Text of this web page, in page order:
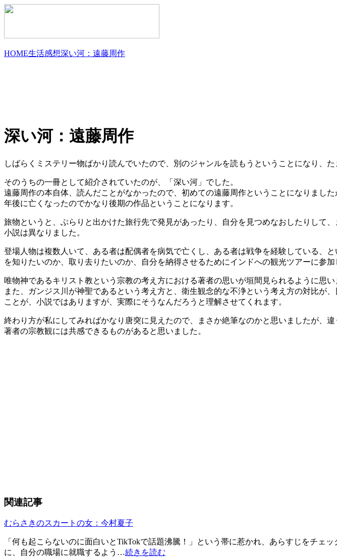
HOME生活感想深い河：遠藤周作
深い河：遠藤周作
しばらくミステリー物ばかり読んでいたので、別のジャンルを読もうということになり、
そのうちの一冊として紹介されていたのが、「深い河」でした。
遠藤周作の本自体、読んだことがなかったので、初めての遠藤周作ということになりまし
年後に亡くなったのでかなり後期の作品ということになります。
旅物というと、ぶらりと出かけた旅行先で発見があったり、自分を見つめなおしたりし
小説は異なりました。
登場人物は複数人いて、ある者は配偶者を病気で亡くし、ある者は戦争を経験している、
を知りたいのか、取り去りたいのか、自分を納得させるためにインドへの観光ツアーに参
唯物神であるキリスト教という宗教の考え方における著者の思いが垣間見られるように思い
また、ガンジス川が神聖であるという考え方と、衛生観念的な不浄という考え方の対比が
ことが、小説ではありますが、実際にそうなんだろうと理解させてくれます。
終わり方が私にしてみればかなり唐突に見えたので、まさか絶筆なのかと思いましたが、違
著者の宗教観には共感できるものがあると思いました。
関連記事
むらさきのスカートの女：今村夏子
「何も起こらないのに面白いとTikTokで話題沸騰！」という帯に惹かれ、あらすじをチ
に、自分の職場に就職するよう…続きを読む